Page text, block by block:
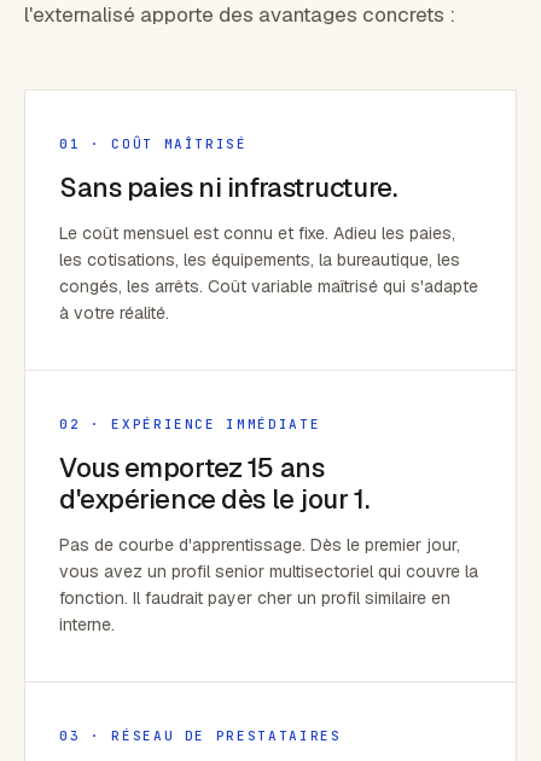
l'externalisé apporte des avantages concrets :
01 · COÛT MAÎTRISÉ
Sans paies ni infrastructure.
Le coût mensuel est connu et fixe. Adieu les paies,
les cotisations, les équipements, la bureautique, les
congés, les arrêts. Coût variable maîtrisé qui s'adapte
à votre réalité.
02 · EXPÉRIENCE IMMÉDIATE
Vous emportez 15 ans
d'expérience dès le jour 1.
Pas de courbe d'apprentissage. Dès le premier jour,
vous avez un profil senior multisectoriel qui couvre la
fonction. Il faudrait payer cher un profil similaire en
interne.
03 · RÉSEAU DE PRESTATAIRES